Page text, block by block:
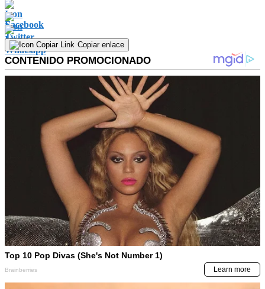
Copiar enlace